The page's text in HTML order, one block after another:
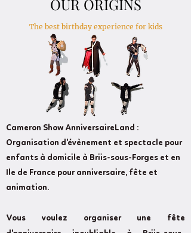
OUR ORIGINS
The best birthday experience for kids
Cameron Show AnniversaireLand :
Organisation d'évènement et spectacle pour
enfants à domicile à Briis-sous-Forges et en
Ile de France pour anniversaire, fête et
animation.
Vous voulez organiser une fête